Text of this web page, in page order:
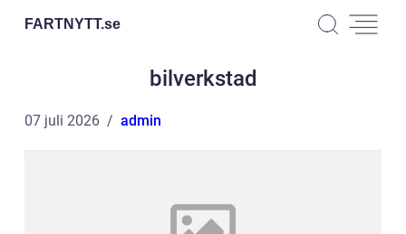
FARTNYTT.se
bilverkstad
07 juli 2026 admin